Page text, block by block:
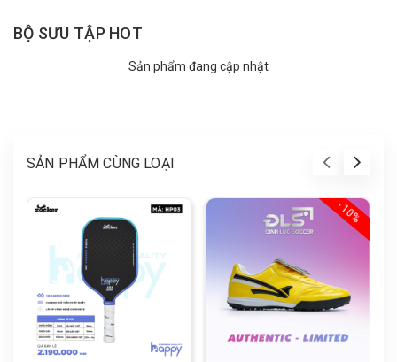
BỘ SƯU TẬP HOT
Sản phẩm đang cập nhật
SẢN PHẨM CÙNG LOẠI
- 10%